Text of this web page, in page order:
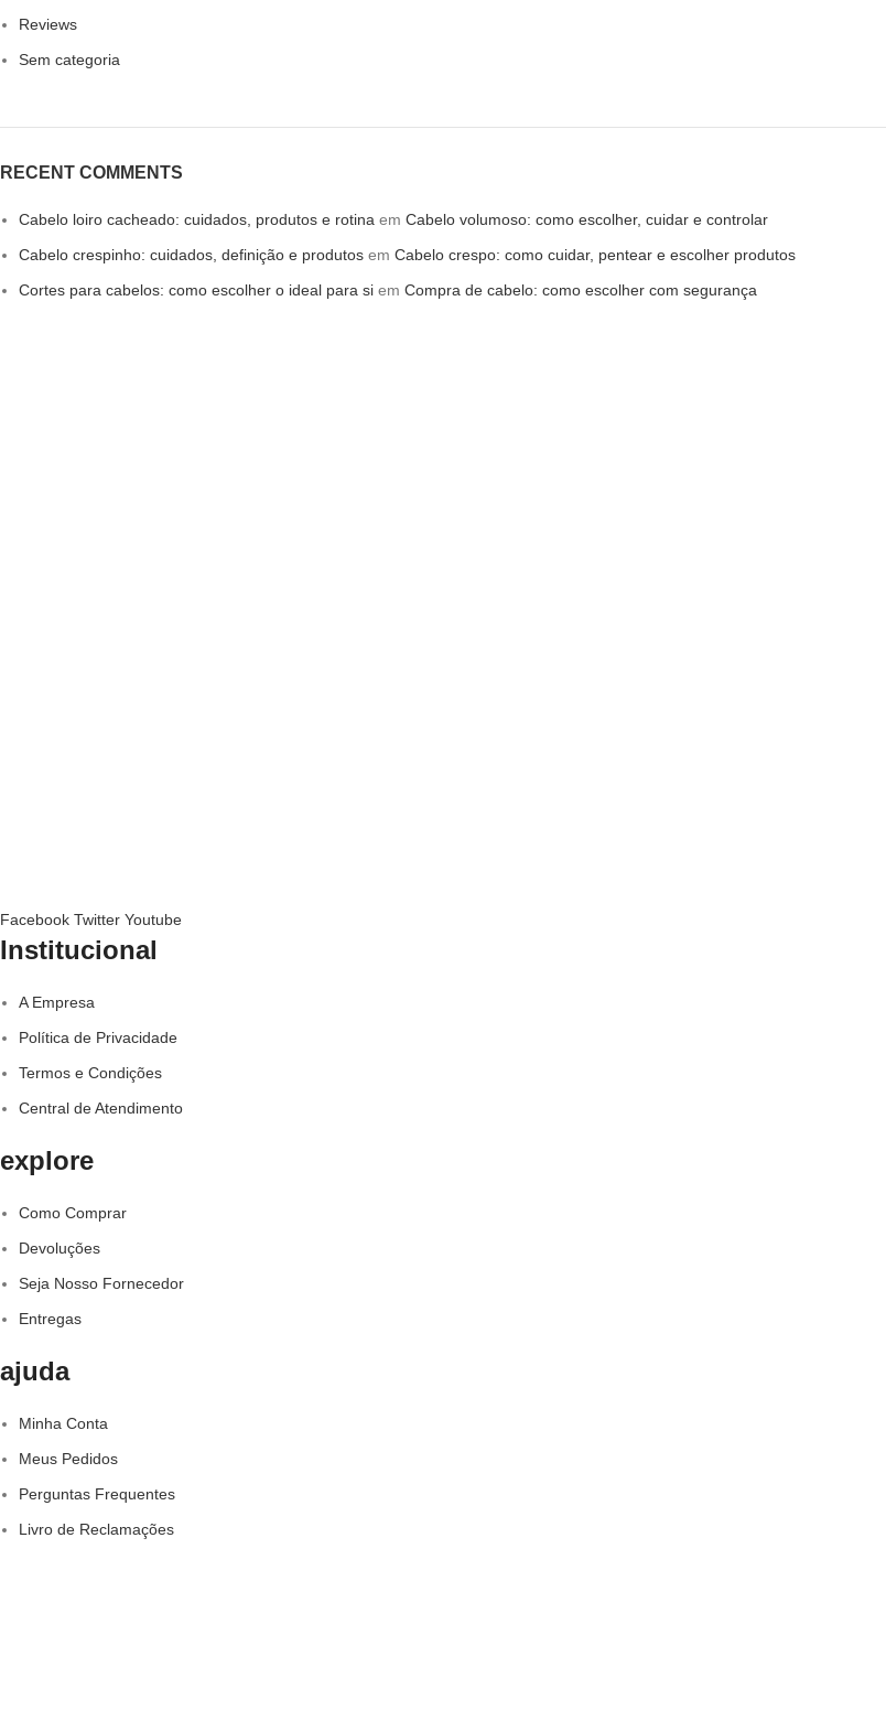
Reviews
Sem categoria
RECENT COMMENTS
Cabelo loiro cacheado: cuidados, produtos e rotina em Cabelo volumoso: como escolher, cuidar e controlar
Cabelo crespinho: cuidados, definição e produtos em Cabelo crespo: como cuidar, pentear e escolher produtos
Cortes para cabelos: como escolher o ideal para si em Compra de cabelo: como escolher com segurança
Facebook Twitter Youtube
Institucional
A Empresa
Política de Privacidade
Termos e Condições
Central de Atendimento
explore
Como Comprar
Devoluções
Seja Nosso Fornecedor
Entregas
ajuda
Minha Conta
Meus Pedidos
Perguntas Frequentes
Livro de Reclamações